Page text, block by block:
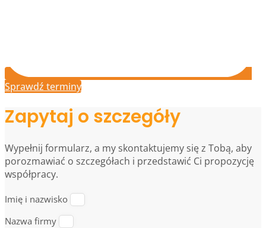
Sprawdź terminy
Zapytaj o szczegóły
Wypełnij formularz, a my skontaktujemy się z Tobą, aby
porozmawiać o szczegółach i przedstawić Ci propozycję
współpracy.
Imię i nazwisko
Nazwa firmy